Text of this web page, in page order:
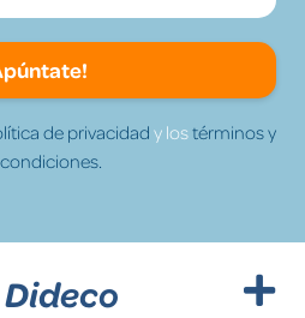
de privacidad y lostérminos y
condiciones.